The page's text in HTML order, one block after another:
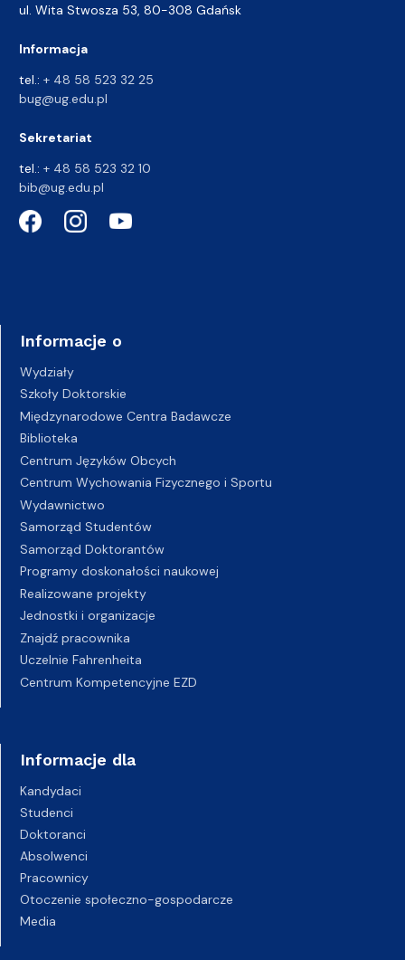
ul. Wita Stwosza 53, 80-308 Gdańsk
Informacja
tel.: + 48 58 523 32 25
bug@ug.edu.pl
Sekretariat
tel.: + 48 58 523 32 10
bib@ug.edu.pl
Informacje o
Wydziały
Szkoły Doktorskie
Międzynarodowe Centra Badawcze
Biblioteka
Centrum Języków Obcych
Centrum Wychowania Fizycznego i Sportu
Wydawnictwo
Samorząd Studentów
Samorząd Doktorantów
Programy doskonałości naukowej
Realizowane projekty
Jednostki i organizacje
Znajdź pracownika
Uczelnie Fahrenheita
Centrum Kompetencyjne EZD
Informacje dla
Kandydaci
Studenci
Doktoranci
Absolwenci
Pracownicy
Otoczenie społeczno-gospodarcze
Media